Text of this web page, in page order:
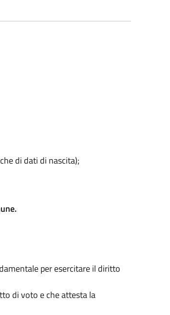
di dati di nascita);
per esercitare il diritto
di voto e che attesta la